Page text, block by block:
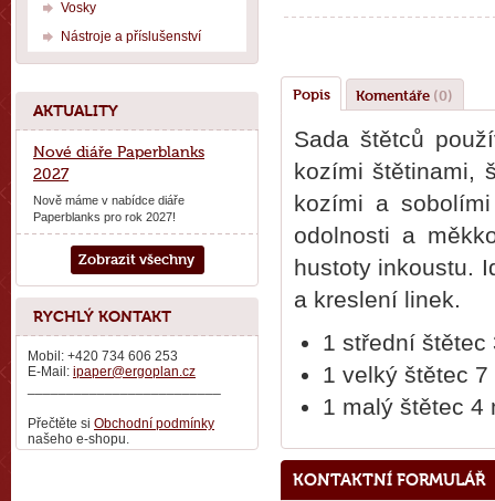
Popis Komentáře (0)
Sada štětců
kozími štětinami,
kozími a
odolnosti a
hustoty inkoustu.
a kreslení linek.
1 střední štětec
1 velký štětec
1 malý štětec 4
KONTAKTNÍ FORMULÁŘ
Vosky
Nástroje a příslušenství
AKTUALITY
Nové diáře Paperblanks
2027
Nově máme v nabídce diáře
Paperblanks pro rok 2027!
Zobrazit všechny
RYCHLÝ KONTAKT
Mobil: +420 734 606 253
E-Mail: ipaper@ergoplan.cz
Přečtěte si Obchodní podmínky
našeho e-shopu.